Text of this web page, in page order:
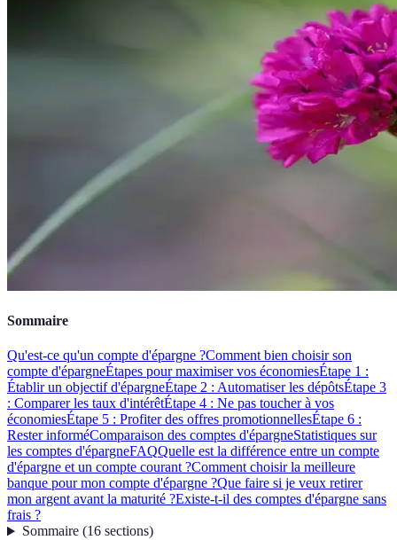
Sommaire
Qu'est-ce qu'un compte d'épargne ?Comment bien choisir son
compte d'épargneÉtapes pour maximiser vos économiesÉtape 1 :
Établir un objectif d'épargneÉtape 2 : Automatiser les dépôtsÉtape 3
: Comparer les taux d'intérêtÉtape 4 : Ne pas toucher à vos
économiesÉtape 5 : Profiter des offres promotionnellesÉtape 6 :
Rester informéComparaison des comptes d'épargneStatistiques sur
les comptes d'épargneFAQQuelle est la différence entre un compte
d'épargne et un compte courant ?Comment choisir la meilleure
banque pour mon compte d'épargne ?Que faire si je veux retirer
mon argent avant la maturité ?Existe-t-il des comptes d'épargne sans
frais ?
Sommaire(16 sections)